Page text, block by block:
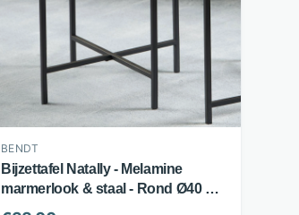
BENDT
Bijzettafel Natally - Melamine
marmerlook & staal - Rond Ø40 cm
- Zwart - Bendt